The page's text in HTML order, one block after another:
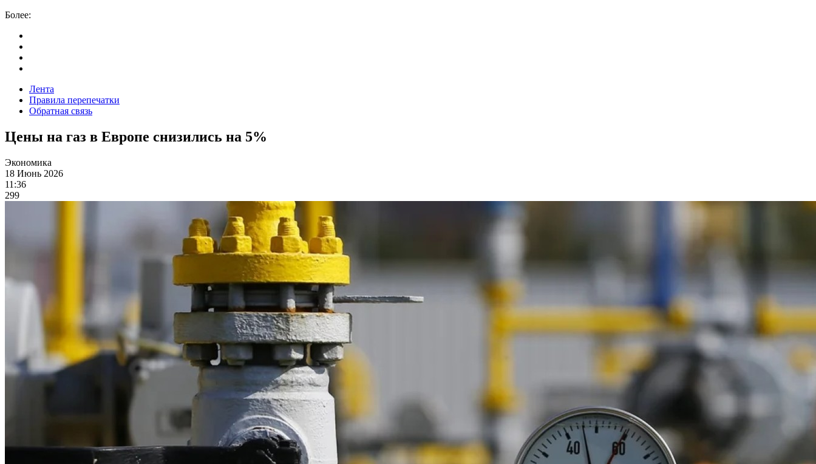
Более:
Лента
Правила перепечатки
Обратная связь
Цены на газ в Европе снизились на 5%
Экономика
18 Июнь 2026
11:36
299